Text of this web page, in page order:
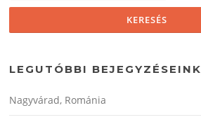
LEGUTÓBBI BEJEGYZÉSEINK
Nagyvárad, Románia